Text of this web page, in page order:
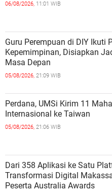
06/08/2026, 11:01 WIB
Guru Perempuan di DIY Ikuti
Kepemimpinan, Disiapkan
Masa Depan
05/08/2026, 21:09 WIB
Perdana, UMSi Kirim 11
Internasional ke Taiwan
05/08/2026, 21:06 WIB
Dari 358 Aplikasi ke Satu
Transformasi Digital
Peserta Australia Awards